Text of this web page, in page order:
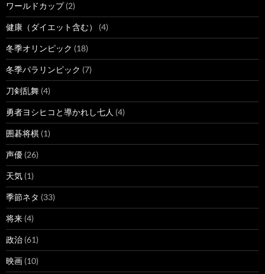
ワールドカップ(2)
健康（ダイエット含む） (4)
冬季オリンピック (18)
冬季パラリンピック (7)
刀剣乱舞 (4)
勇者ヨシヒコと導かれし七人 (4)
囲碁将棋 (1)
声優 (26)
天気 (1)
季節ネタ (33)
将来 (4)
政治 (61)
映画 (10)